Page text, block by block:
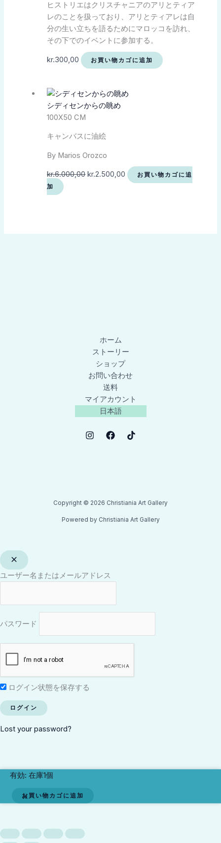
ヒストリエはクリスチャニアのアリとティア
レのことを扱っており、アリとティアレは自
分の生い立ちを語るためにマロッコを訪れ、
その下でのイベントに参加する。
kr.300,00 お買い物カゴに追加
シディセンからの眺め
100X50 CM
キャンバスに油絵
By Marios Orozco
kr.6.000,00 kr.2.500,00
お買い物カゴに追
加
ホーム
ストーリー
ショップ
お問い合わせ
送料
マイアカウント
日本語
Copyright © 2026 Christiania Art Gallery
Powered by Christiania Art Gallery
ユーザー名またはメールアドレス
パスワード
ログイン状態を保存する
Lost your password?
有効: 在庫1個
Benjamin
お買い物カゴに追加